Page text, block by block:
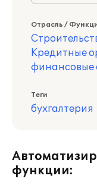
Отрасль /
Кредитные
финансовые
Теги
бухгалтерия
функции: